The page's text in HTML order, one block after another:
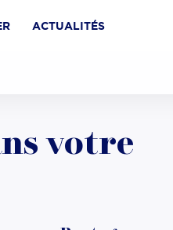
ACTUALITÉS
votre